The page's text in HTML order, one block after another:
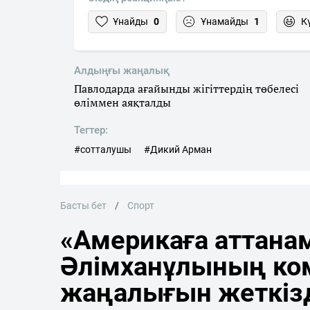
Ұнайды 0 Ұнамайды 1
Алдыңғы жаңалық
Павлодарда ағайынды жігіттердің төбелесі
өліммен аяқталды
Тегтер:
#сотталушы #Дикий Арман
Басты бет Спорт
«Америкаға
Әлімханұлының
жаңалығын